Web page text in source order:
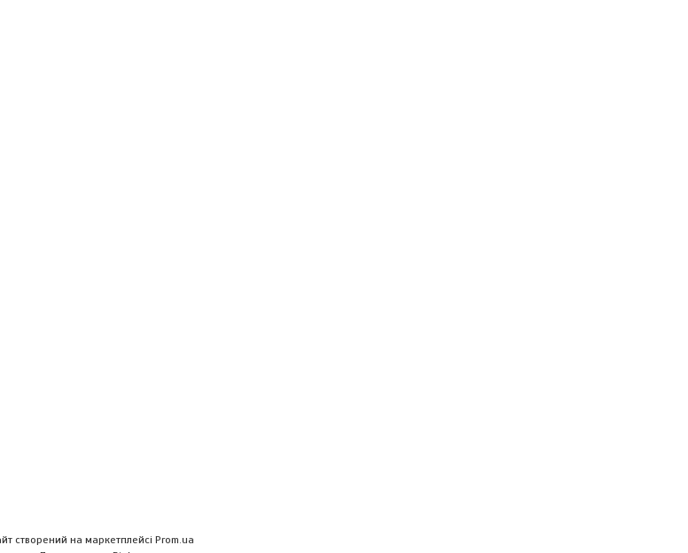
створений на маркетплейсі Prom.ua